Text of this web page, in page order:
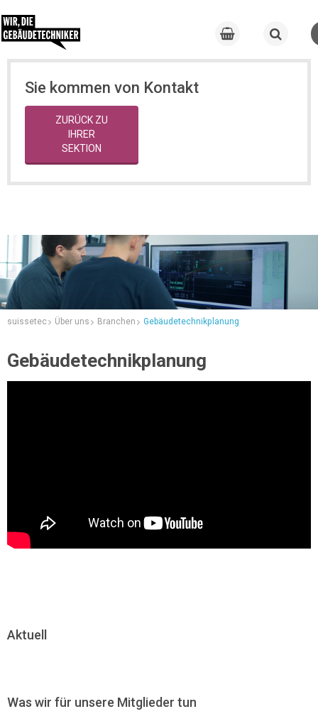
Sie kommen von Kontakt
ZURÜCK ZU
IHRER
SEKTION
suissetec Über uns Branchen Gebäudetechnikplanung
Gebäudetechnikplanung
Aktuell
Was wir für unsere Mitglieder tun